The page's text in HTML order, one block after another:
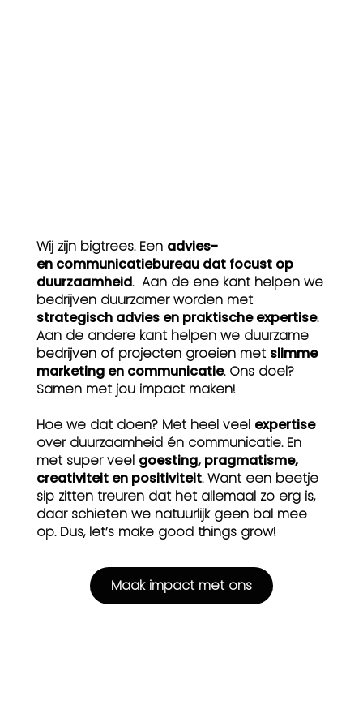
Maak impact met ons
Wij zijn bigtrees. Een advies-
en communicatiebureau dat focust op
duurzaamheid. Aan de ene kant helpen we
bedrijven duurzamer worden met
strategisch advies en praktische expertise.
Aan de andere kant helpen we duurzame
bedrijven of projecten groeien met slimme
marketing en communicatie. Ons doel?
Samen met jou impact maken!
Hoe we dat doen? Met heel veel expertise
over duurzaamheid én communicatie. En
met super veel goesting, pragmatisme,
creativiteit en positiviteit. Want een beetje
sip zitten treuren dat het allemaal zo erg is,
daar schieten we natuurlijk geen bal mee
op. Dus, let’s make good things grow!